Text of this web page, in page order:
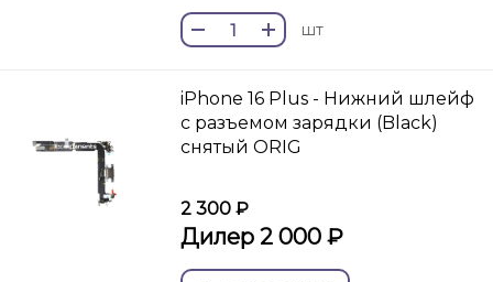
шт
iPhone 16 Plus - Нижний шлейф
с разъемом зарядки (Black)
снятый ORIG
2 300 ₽
Дилер 2 000 ₽